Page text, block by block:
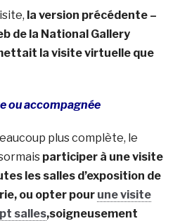
la version précédente –
de la National Gallery
la visite virtuelle que
ou accompagnée
plus complète, le
participer à une visite
les salles d’exposition de
ou opter pour une visite
salles,soigneusement